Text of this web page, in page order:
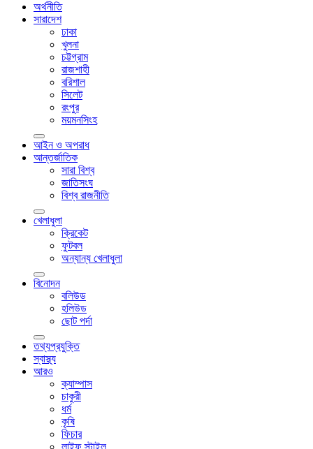
অর্থনীতি
সারাদেশ
ঢাকা
খুলনা
চট্টগ্রাম
রাজশাহী
বরিশাল
সিলেট
রংপুর
ময়মনসিংহ
আইন ও অপরাধ
আন্তর্জাতিক
সারা বিশ্ব
জাতিসংঘ
বিশ্ব রাজনীতি
খেলাধুলা
ক্রিকেট
ফুটবল
অন্যান্য খেলাধুলা
বিনোদন
বলিউড
হলিউড
ছোট পর্দা
তথ্যপ্রযুক্তি
স্বাস্থ্য
আরও
ক্যাম্পাস
চাকুরী
ধর্ম
কৃষি
ফিচার